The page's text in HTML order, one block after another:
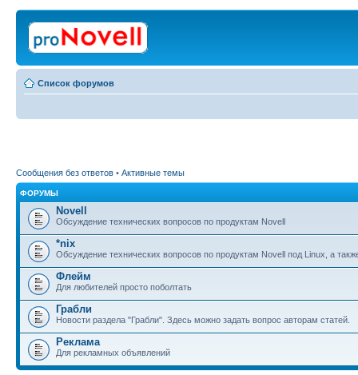
Список форумов
Сообщения без ответов • Активные темы
ФОРУМЫ
Novell
Обсуждение технических вопросов по продуктам Novell
*nix
Обсуждение технических вопросов по продуктам Novell под Linux, а
Флейм
Для любителей просто поболтать
Грабли
Новости раздела "Грабли". Здесь можно задать вопрос авторам статей.
Реклама
Для рекламных объявлений